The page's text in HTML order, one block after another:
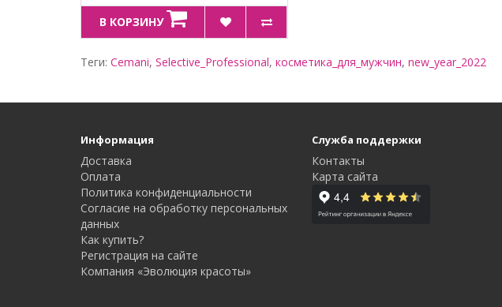
В КОРЗИНУ
Теги: Cemani, Selective_Professional, косметика_для_мужчин, new_year_2022
Информация
Доставка
Оплата
Политика конфиденциальности
Согласие на обработку персональных
данных
Как купить?
Регистрация на сайте
Компания «Эволюция красоты»
Служба поддержки
Контакты
Карта сайта